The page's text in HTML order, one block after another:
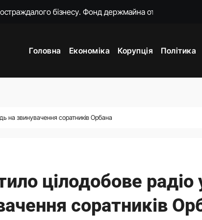
замість килимків лежать російські прапори (відео)
18-ї річниці вторгнення РФ у Грузію
Головна Економіка Корупція Політика
на звинувачення соратників Орбана
цілодобове радіо
соратників